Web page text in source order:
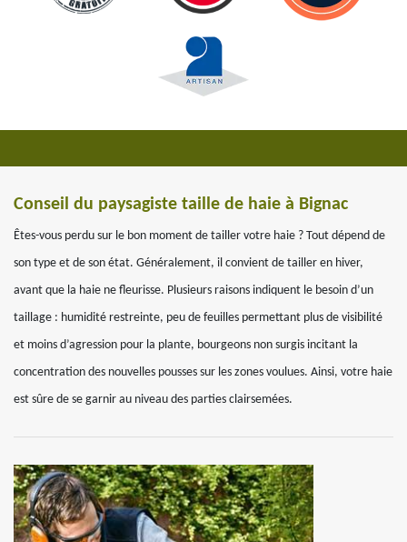
Conseil du paysagiste taille de haie à Bignac
Êtes-vous perdu sur le bon moment de tailler votre haie ? Tout dépend de
son type et de son état. Généralement, il convient de tailler en hiver,
avant que la haie ne fleurisse. Plusieurs raisons indiquent le besoin d’un
taillage : humidité restreinte, peu de feuilles permettant plus de visibilité
et moins d’agression pour la plante, bourgeons non surgis incitant la
concentration des nouvelles pousses sur les zones voulues. Ainsi, votre haie
est sûre de se garnir au niveau des parties clairsemées.